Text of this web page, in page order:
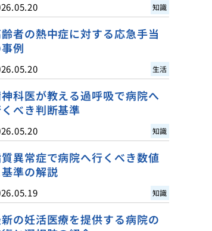
知識
者の熱中症に対する応急手当
例
生活
科医が教える過呼吸で病院へ
べき判断基準
知識
異常症で病院へ行くべき数値
基準の解説
知識
の妊活医療を提供する病院の